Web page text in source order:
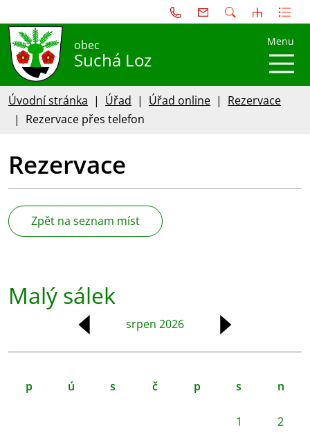
obec
Suchá Loz
Menu
Úvodní stránka Úřad Úřad online
Rezervace
Rezervace přes telefon
Rezervace
Zpět na seznam míst
Malý sálek
srpen 2026
p ú s č p s n
1 2